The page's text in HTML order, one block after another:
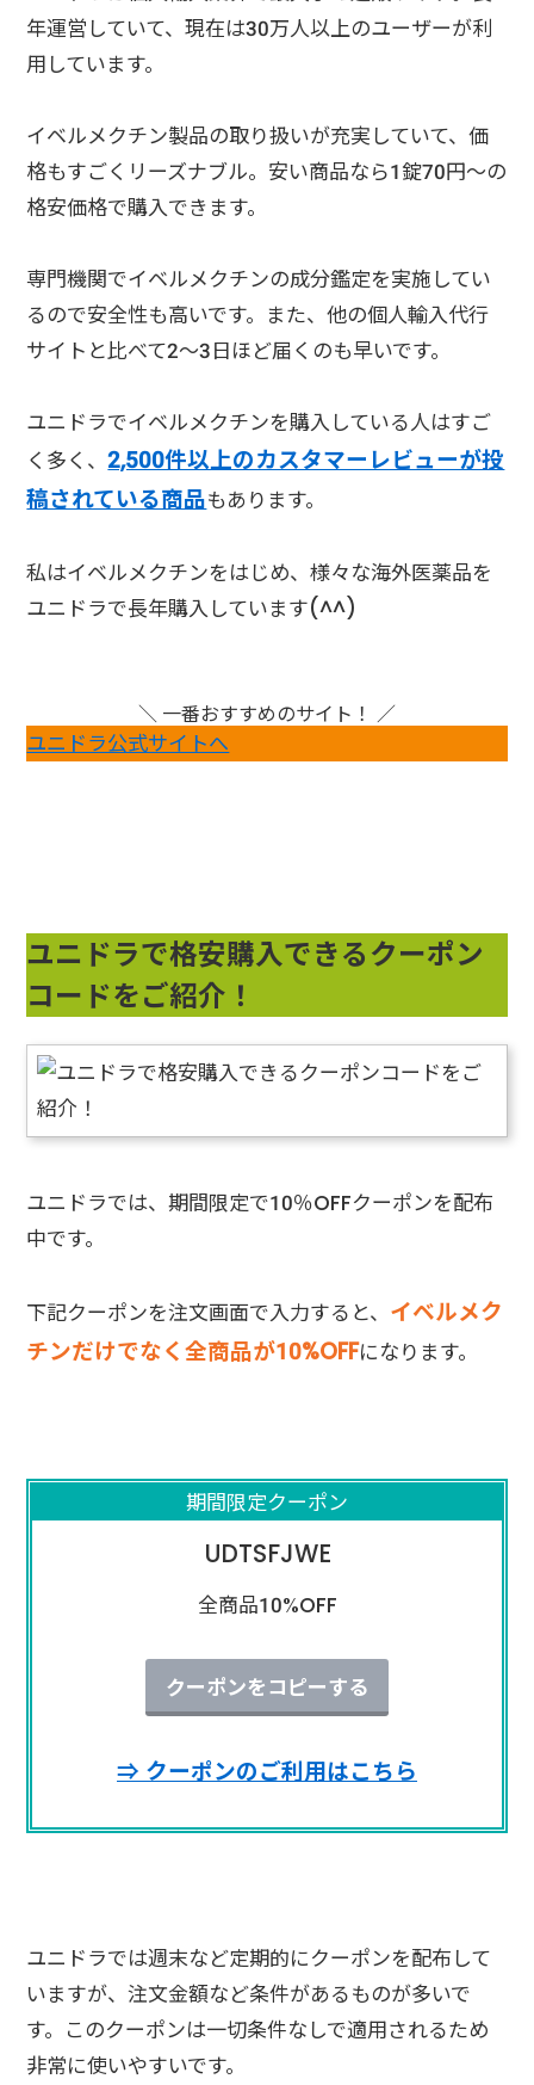
年運営していて、現在は30万人以上のユーザーが利
用しています。
イベルメクチン製品の取り扱いが充実していて、価
格もすごくリーズナブル。 安い商品なら1錠70円～の
格安価格で購入できます。
専門機関でイベルメクチンの成分鑑定を実施 してい
るので安全性も高いです。また、他の個人輸入代行
サイトと比べて2～3日ほど届くのも早いです。
ユニドラでイベルメクチンを購入している人はすご
く多く、2,500件以上のカスタマーレビューが投
稿されている商品もあります。
私はイベルメクチンをはじめ、様々な海外医薬品を
ユニドラで長年購入しています(^^)
＼ 一番おすすめのサイト！ ／
ユニドラ公式サイトへ
ユニドラで格安購入できるクーポン
コードをご紹介！
ユニドラでは、期間限定で10％OFFクーポンを配布
中です。
下記クーポンを注文画面で入力すると、 イベルメク
チンだけでなく全商品が10%OFFになります。
期間限定クーポン
UDTSFJWE
全商品10%OFF
クーポンをコピーする
⇒ クーポンのご利用はこちら
ユニドラでは週末など定期的にクーポンを配布して
いますが、注文金額など条件があるものが多いで
す。このクーポンは一切条件なしで適用されるため
非常に使いやすいです。